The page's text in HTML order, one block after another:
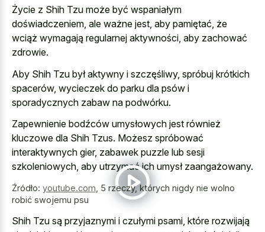
Życie z Shih Tzu może być wspaniałym
doświadczeniem, ale ważne jest, aby pamiętać, że
wciąż wymagają regularnej aktywności, aby zachować
zdrowie.
Aby Shih Tzu był aktywny i szczęśliwy, spróbuj krótkich
spacerów, wycieczek do parku dla psów i
sporadycznych zabaw na podwórku.
Zapewnienie bodźców umysłowych jest również
kluczowe dla Shih Tzus. Możesz spróbować
interaktywnych gier, zabawek puzzle lub sesji
szkoleniowych, aby utrzymać ich umysł zaangażowany.
Źródło: youtube.com 5 rzeczy, których nigdy nie wolno
robić swojemu psu
Shih Tzu są przyjaznymi i czułymi psami, które rozwijają